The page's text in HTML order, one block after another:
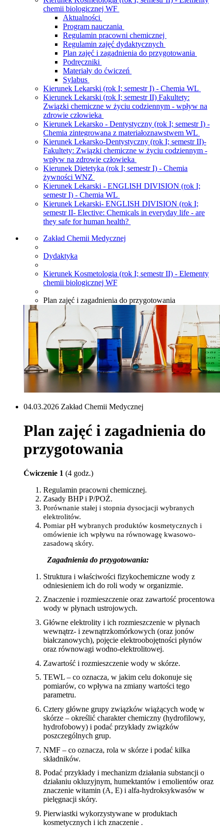
chemii biologicznej WF
Aktualności
Program nauczania
Regulamin pracowni chemicznej
Regulamin zajęć dydaktycznych
Plan zajęć i zagadnienia do przygotowania
Podręczniki
Materiały do ćwiczeń
Sylabus
Kierunek Lekarski (rok I; semestr I) - Chemia WL
Kierunek Lekarski (rok I; semestr II) Fakultety:
Związki chemiczne w życiu codziennym - wpływ na
zdrowie człowieka
Kierunek Lekarsko - Dentystyczny (rok I; semestr I) -
Chemia zintegrowana z materiałoznawstwem WL
Kierunek Lekarsko-Dentystyczny (rok I; semestr II)-
Fakultety: Związki chemiczne w życiu codziennym -
wpływ na zdrowie człowieka
Kierunek Dietetyka (rok I; semestr I) - Chemia
żywności WNZ
Kierunek Lekarski - ENGLISH DIVISION (rok I;
semestr I) - Chemia WL
Kierunek Lekarski- ENGLISH DIVISION (rok I;
semestr II- Elective: Chemicals in everyday life - are
they safe for human health?
Zakład Chemii Medycznej
Dydaktyka
Kierunek Kosmetologia (rok I; semestr II) - Elementy
chemii biologicznej WF
Plan zajęć i zagadnienia do przygotowania
04.03.2026 Zakład Chemii Medycznej
Plan zajęć i zagadnienia do
przygotowania
Ćwiczenie 1 (4 godz.)
Regulamin pracowni chemicznej.
Zasady BHP i P/POŻ.
Porównanie stałej i stopnia dysocjacji wybranych
elektrolitów.
Pomiar pH wybranych produktów kosmetycznych i
omówienie ich wpływu na równowagę kwasowo-
zasadową skóry.
Zagadnienia do przygotowania:
Struktura i właściwości fizykochemiczne wody z
odniesieniem ich do roli wody w organizmie.
Znaczenie i rozmieszczenie oraz zawartość procentowa
wody w płynach ustrojowych.
Główne elektrolity i ich rozmieszczenie w płynach
wewnątrz- i zewnątrzkomórkowych (oraz jonów
białczanowych), pojęcie elektroobojętności płynów
oraz równowagi wodno-elektrolitowej.
Zawartość i rozmieszczenie wody w skórze.
TEWL – co oznacza, w jakim celu dokonuje się
pomiarów, co wpływa na zmiany wartości tego
parametru.
Cztery główne grupy związków wiążących wodę w
skórze – określić charakter chemiczny (hydrofilowy,
hydrofobowy) i podać przykłady związków
poszczególnych grup.
NMF – co oznacza, rola w skórze i podać kilka
składników.
Podać przykłady i mechanizm działania substancji o
działaniu okluzyjnym, humektantów i emolientów oraz
znaczenie witamin (A, E) i alfa-hydroksykwasów w
pielęgnacji skóry.
Pierwiastki wykorzystywane w produktach
kosmetycznych i ich znaczenie .